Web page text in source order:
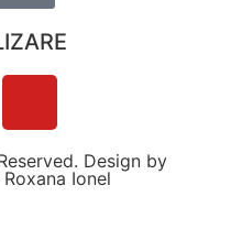
Design by
Ionel